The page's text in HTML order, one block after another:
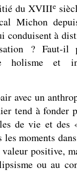
du XVIIIe
Michon
conduisent à
? Faut-il
holisme et
avec un
tend à fonder
de vie et
moments
positive,
ou au